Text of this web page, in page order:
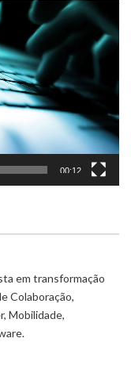
00:12
em transformação
Colaboração,
Mobilidade,